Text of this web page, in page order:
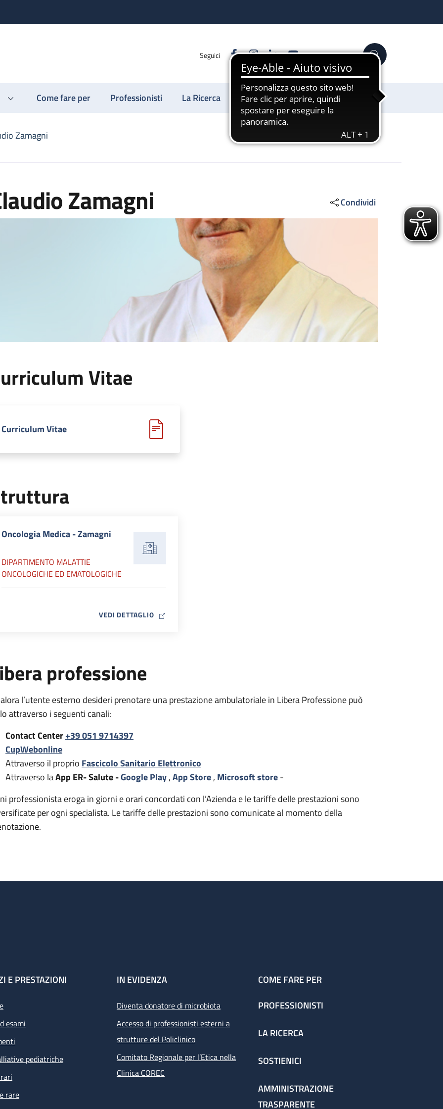
Seguici FacebookInstagram
LinkedinYouTube Cerca
Come fare per Professionisti La Ricerca Sostienici
Zamagni
Zamagni Condividi
Vitae
Curriculum Vitae
Oncologia Medica - Zamagni
DIPARTIMENTO MALATTIE
ONCOLOGICHE ED EMATOLOGICHE
VEDI DETTAGLIOMAP ICON
professione
l’utente esterno desideri prenotare una prestazione ambulatoriale in Libera Professione può
attraverso i seguenti canali:
Contact Center+39 051 9714397
CupWebonline
Attraverso il proprio Fascicolo Sanitario Elettronico
Attraverso laApp ER- Salute -Google Play,App Store, Microsoft store-
professionista eroga in giorni e orari concordati con l’Azienda e le tariffe delle prestazioni sono
per ogni specialista. Le tariffe delle prestazioni sono comunicate al momento della
E PRESTAZIONI
esami
pediatriche
rare
IN EVIDENZA
Diventa donatore di microbiota
Accesso di professionisti esterni a
strutture del Policlinico
Comitato Regionale per l’Etica nella
Clinica COREC
COME FARE PER
PROFESSIONISTI
LA RICERCA
SOSTIENICI
AMMINISTRAZIONE
TRASPARENTE